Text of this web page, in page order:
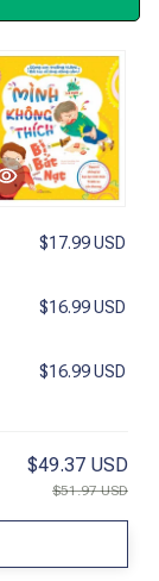
$17.99 USD
$16.99 USD
$16.99 USD
$49.37 USD
$51.97 USD